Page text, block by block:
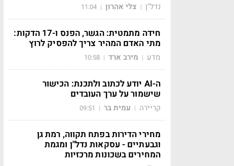
נדל"ן | צלי אהרון |
11:04
חידה מתמטית: הגשר, הפנס ו-17 הדקות:
מתי האדם המהיר צריך להפסיק לרוץ
מדע | מירב ארד |
10:58
ה-AI יודע לכתוב ולתכנת: הכישור
שישמור על ערך העובדים
קריירה | עמית בר |
09:51
מחירי הדירות בפתח תקווה, רמת גן
וגבעתיים - עסקאות נדל"ן ומגמת
המחירים בשכונות מרכזיות